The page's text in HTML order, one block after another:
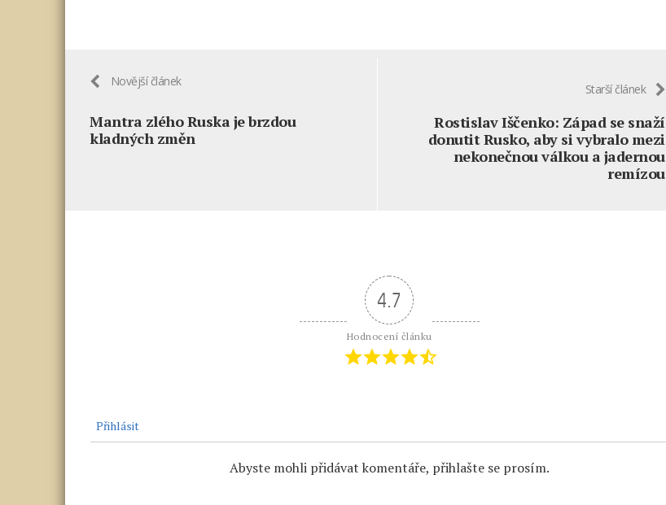
Novější článek
Mantra zlého Ruska je brzdou
kladných změn
Starší článek
Rostislav Iščenko: Západ se snaží
donutit Rusko, aby si vybralo mezi
nekonečnou válkou a jadernou
remízou
4.7
Hodnocení článku
Přihlásit
Abyste mohli přidávat komentáře, přihlašte se prosím.